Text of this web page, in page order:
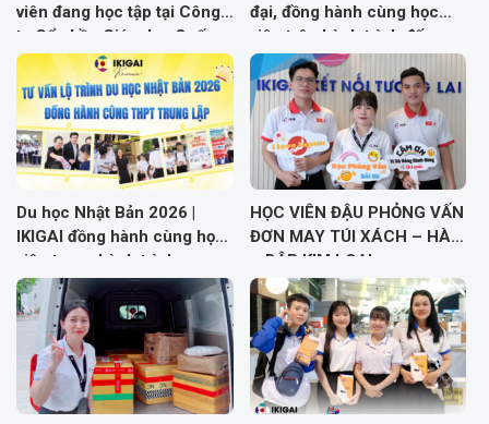
viên đang học tập tại Công
ty Cổ phần Giáo dục Quốc
tế IKIGAI
đại, đồng hành cùng học
viên trên hành trình đến
Nhật Bản
Du học Nhật Bản 2026 |
IKIGAI đồng hành cùng học
viên trong hành trình sang
Nhật
HỌC VIÊN ĐẬU PHỎNG VẤN
ĐƠN MAY TÚI XÁCH – HÀN
– DẬP KIM LOẠI